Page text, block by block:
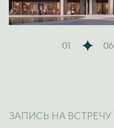
01 06
ЗАПИСЬ НА ВСТРЕЧУ